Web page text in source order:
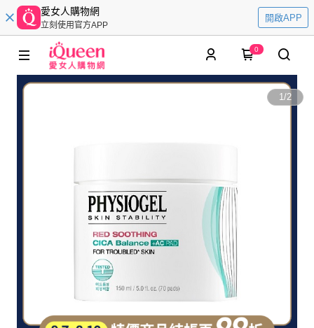
愛女人購物網
立刻使用官方APP
開啟APP
0
1/2